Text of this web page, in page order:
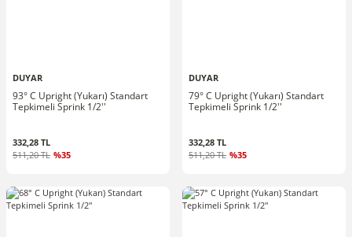
DUYAR
93° C Upright (Yukarı) Standart
Tepkimeli Sprink 1/2''
332,28 TL
511,20 TL %35
DUYAR
79° C Upright (Yukarı) Standart
Tepkimeli Sprink 1/2''
332,28 TL
511,20 TL %35